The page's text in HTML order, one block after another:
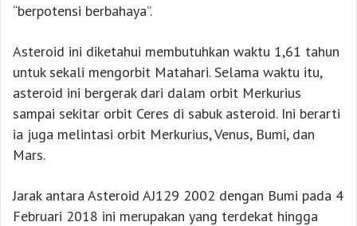
“berpotensi berbahaya”.
Asteroid ini diketahui membutuhkan waktu 1,61 tahun
untuk sekali mengorbit Matahari. Selama waktu itu,
asteroid ini bergerak dari dalam orbit Merkurius
sampai sekitar orbit Ceres di sabuk asteroid. Ini berarti
ia juga melintasi orbit Merkurius, Venus, Bumi, dan
Mars.
Jarak antara Asteroid AJ129 2002 dengan Bumi pada 4
Februari 2018 ini merupakan yang terdekat hingga